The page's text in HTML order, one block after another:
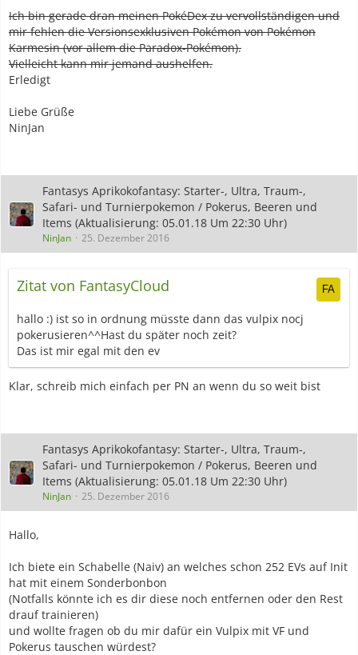
Ich bin gerade dran meinen PokéDex zu vervollständigen und
mir fehlen die Versionsexklusiven Pokémon von Pokémon
Karmesin (vor allem die Paradox-Pokémon).
Vielleicht kann mir jemand aushelfen.
Erledigt
Liebe Grüße
NinJan
Fantasys Aprikokofantasy: Starter-, Ultra, Traum-,
Safari- und Turnierpokemon / Pokerus, Beeren und
Items (Aktualisierung: 05.01.18 Um 22:30 Uhr)
NinJan 25. Dezember 2016
Zitat von FantasyCloud
hallo :) ist so in ordnung müsste dann das vulpix nocj
pokerusieren^^Hast du später noch zeit?
Das ist mir egal mit den ev
Klar, schreib mich einfach per PN an wenn du so weit bist
Fantasys Aprikokofantasy: Starter-, Ultra, Traum-,
Safari- und Turnierpokemon / Pokerus, Beeren und
Items (Aktualisierung: 05.01.18 Um 22:30 Uhr)
NinJan 25. Dezember 2016
Hallo,
Ich biete ein Schabelle (Naiv) an welches schon 252 EVs auf Init
hat mit einem Sonderbonbon
(Notfalls könnte ich es dir diese noch entfernen oder den Rest
drauf trainieren)
und wollte fragen ob du mir dafür ein Vulpix mit VF und
Pokerus tauschen würdest?